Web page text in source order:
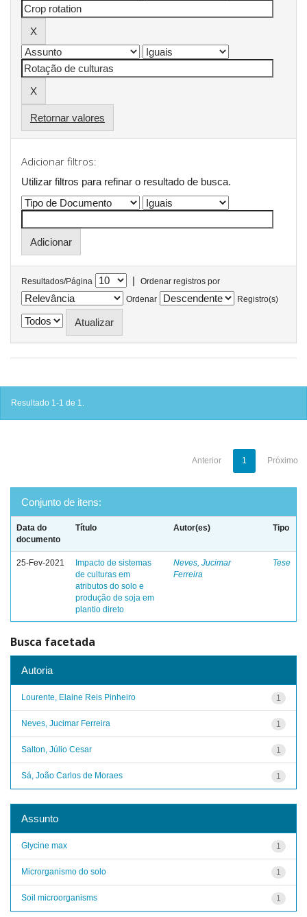
Retornar valores
Adicionar filtros:
Utilizar filtros para refinar o resultado de busca.
Resultados/Página |
Ordenar registros por
Ordenar
Registro(s)
Resultado 1-1 de 1.
Anterior 1 Próximo
Conjunto de itens:
Data do
documento
Título Autor(es) Tipo
25-Fev-2021
Impacto de sistemas
de culturas em
atributos do solo e
produção de soja em
plantio direto
Neves, Jucimar
Ferreira
Tese
Busca facetada
Autoria
1
Lourente, Elaine Reis Pinheiro
1
Neves, Jucimar Ferreira
1
Salton, Júlio Cesar
1
Sá, João Carlos de Moraes
Assunto
1
Glycine max
1
Microrganismo do solo
1
Soil microorganisms